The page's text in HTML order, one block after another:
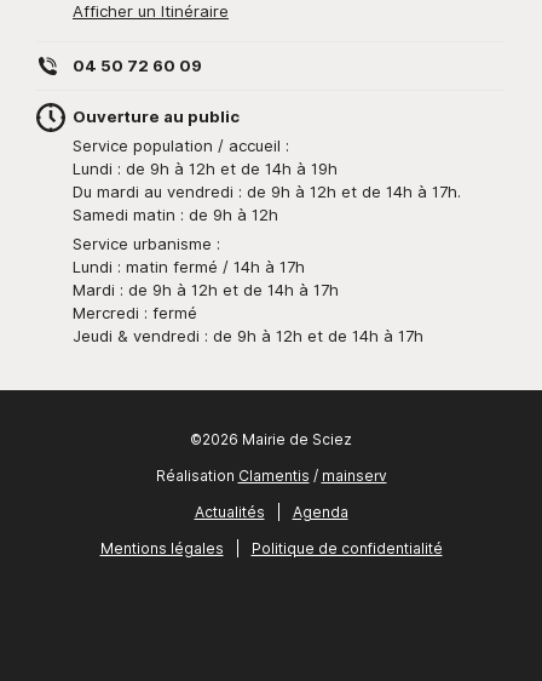
Afficher un Itinéraire
04 50 72 60 09
Ouverture au public
Service population / accueil :
Lundi : de 9h à 12h et de 14h à 19h
Du mardi au vendredi : de 9h à 12h et de 14h à 17h.
Samedi matin : de 9h à 12h
Service urbanisme :
Lundi : matin fermé / 14h à 17h
Mardi : de 9h à 12h et de 14h à 17h
Mercredi : fermé
Jeudi & vendredi : de 9h à 12h et de 14h à 17h
©2026 Mairie de Sciez
Réalisation Clamentis / mainserv
Actualités
Agenda
Mentions légales
Politique de confidentialité